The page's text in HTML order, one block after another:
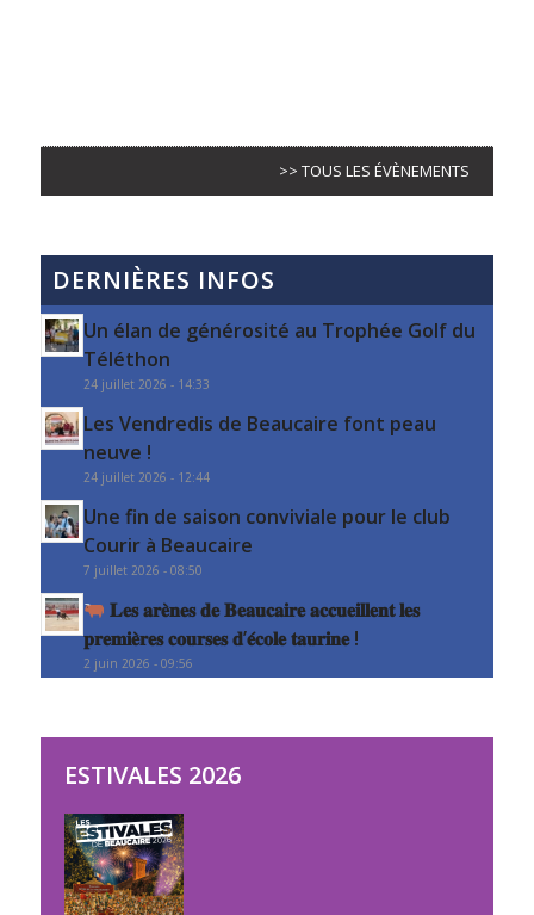
>> TOUS LES ÉVÈNEMENTS
DERNIÈRES INFOS
Un élan de générosité au Trophée Golf du
Téléthon
24 juillet 2026 - 14:33
Les Vendredis de Beaucaire font peau
neuve !
24 juillet 2026 - 12:44
Une fin de saison conviviale pour le club
Courir à Beaucaire
7 juillet 2026 - 08:50
𝐋𝐞𝐬 𝐚𝐫𝐞̀𝐧𝐞𝐬 𝐝𝐞 𝐁𝐞𝐚𝐮𝐜𝐚𝐢𝐫𝐞 𝐚𝐜𝐜𝐮𝐞𝐢𝐥𝐥𝐞𝐧𝐭 𝐥𝐞𝐬
𝐩𝐫𝐞𝐦𝐢𝐞̀𝐫𝐞𝐬 𝐜𝐨𝐮𝐫𝐬𝐞𝐬 𝐝’𝐞́𝐜𝐨𝐥𝐞 𝐭𝐚𝐮𝐫𝐢𝐧𝐞 !
2 juin 2026 - 09:56
ESTIVALES 2026